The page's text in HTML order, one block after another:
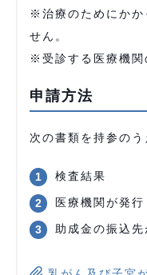
※治療のためにかか
せん。
※受診する医療機関
申請方法
次の書類を持参の
検査結果
医療機関が発
助成金の振込